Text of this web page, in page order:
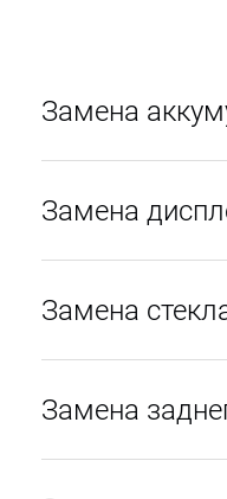
Замена
Замена
Замена
Замена